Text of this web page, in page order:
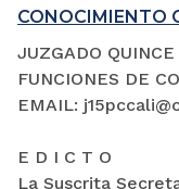
CONOCIMIENTO
JUZGADO
FUNCIONES DE
EMAIL:
E D I C T O
La Suscrita